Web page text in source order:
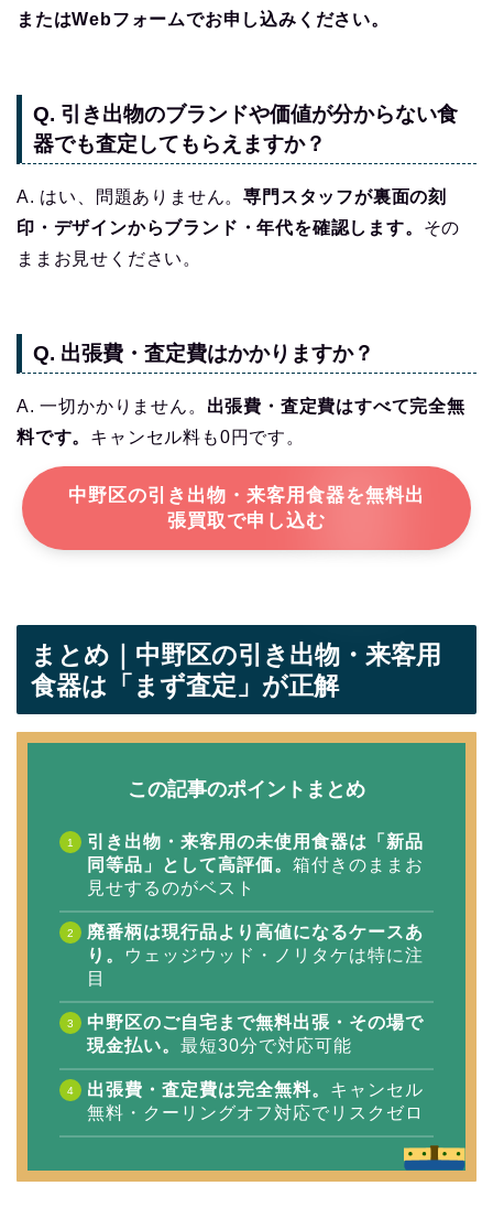
またはWebフォームでお申し込みください。
Q. 引き出物のブランドや価値が分からない食
器でも査定してもらえますか？
A. はい、問題ありません。専門スタッフが裏面の刻
印・デザインからブランド・年代を確認します。 その
ままお見せください。
Q. 出張費・査定費はかかりますか？
A. 一切かかりません。 出張費・査定費はすべて完全無
料です。 キャンセル料も0円です。
中野区の引き出物・来客用食器を無料出
張買取で申し込む
まとめ｜中野区の引き出物・来客用
食器は「まず査定」が正解
この記事のポイントまとめ
引き出物・来客用の未使用食器は「新品
同等品」として高評価。 箱付きのままお
見せするのがベスト
廃番柄は現行品より高値になるケースあ
り。
ウェッジウッド・ノリタケは特に注
目
中野区のご自宅まで無料出張・その場で
現金払い。 最短30分で対応可能
出張費・査定費は完全無料。 キャンセル
無料・クーリングオフ対応でリスクゼロ